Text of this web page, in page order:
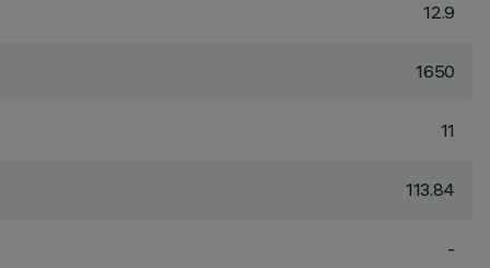
12.9
1650
11
113.84
-